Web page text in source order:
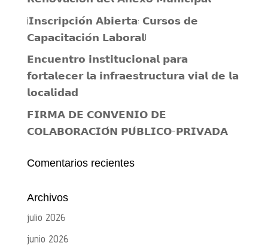
¡𝗜𝗻𝘀𝗰𝗿𝗶𝗽𝗰𝗶𝗼́𝗻 𝗔𝗯𝗶𝗲𝗿𝘁𝗮: 𝗖𝘂𝗿𝘀𝗼𝘀 𝗱𝗲
𝗖𝗮𝗽𝗮𝗰𝗶𝘁𝗮𝗰𝗶𝗼́𝗻 𝗟𝗮𝗯𝗼𝗿𝗮𝗹!
𝗘𝗻𝗰𝘂𝗲𝗻𝘁𝗿𝗼 𝗶𝗻𝘀𝘁𝗶𝘁𝘂𝗰𝗶𝗼𝗻𝗮𝗹 𝗽𝗮𝗿𝗮
𝗳𝗼𝗿𝘁𝗮𝗹𝗲𝗰𝗲𝗿 𝗹𝗮 𝗶𝗻𝗳𝗿𝗮𝗲𝘀𝘁𝗿𝘂𝗰𝘁𝘂𝗿𝗮 𝘃𝗶𝗮𝗹 𝗱𝗲 𝗹𝗮
𝗹𝗼𝗰𝗮𝗹𝗶𝗱𝗮𝗱
𝗙𝗜𝗥𝗠𝗔 𝗗𝗘 𝗖𝗢𝗡𝗩𝗘𝗡𝗜𝗢 𝗗𝗘
𝗖𝗢𝗟𝗔𝗕𝗢𝗥𝗔𝗖𝗜𝗢́𝗡 𝗣𝗨́𝗕𝗟𝗜𝗖𝗢-𝗣𝗥𝗜𝗩𝗔𝗗𝗔
Comentarios recientes
Archivos
julio 2026
junio 2026